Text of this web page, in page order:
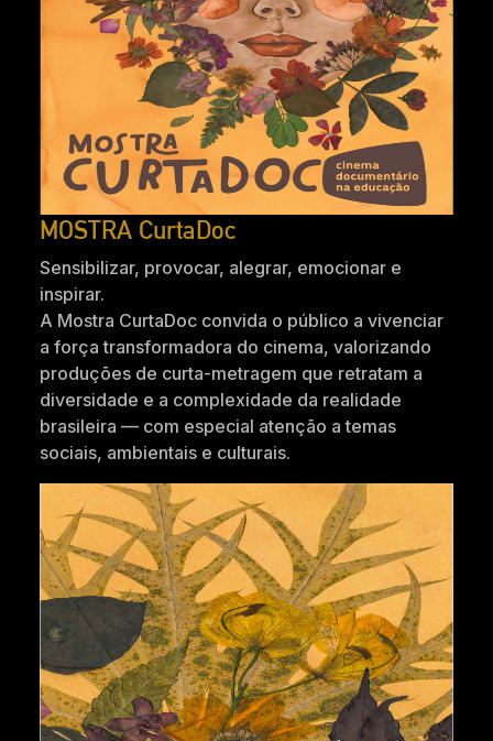
MOSTRA CurtaDoc
Sensibilizar, provocar, alegrar, emocionar e
inspirar.
A Mostra CurtaDoc convida o público a vivenciar
a força transformadora do cinema, valorizando
produções de curta-metragem que retratam a
diversidade e a complexidade da realidade
brasileira — com especial atenção a temas
sociais, ambientais e culturais.